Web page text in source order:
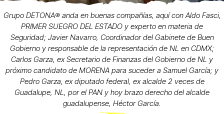
Grupo DETONA®️ anda en buenas compañías, aquí con Aldo Fasci,
PRIMER SUEGRO DEL ESTADO y experto en materia de
Seguridad; Javier Navarro, Coordinador del Gabinete de Buen
Gobierno y responsable de la representación de NL en CDMX;
Carlos Garza, ex Secretario de Finanzas del Gobierno de NL y
próximo candidato de MORENA para suceder a Samuel García; y
Pedro Garza, ex diputado federal, ex alcalde 2 veces de
Guadalupe, NL, por el PAN y hoy brazo derecho del alcalde
guadalupense, Héctor García.